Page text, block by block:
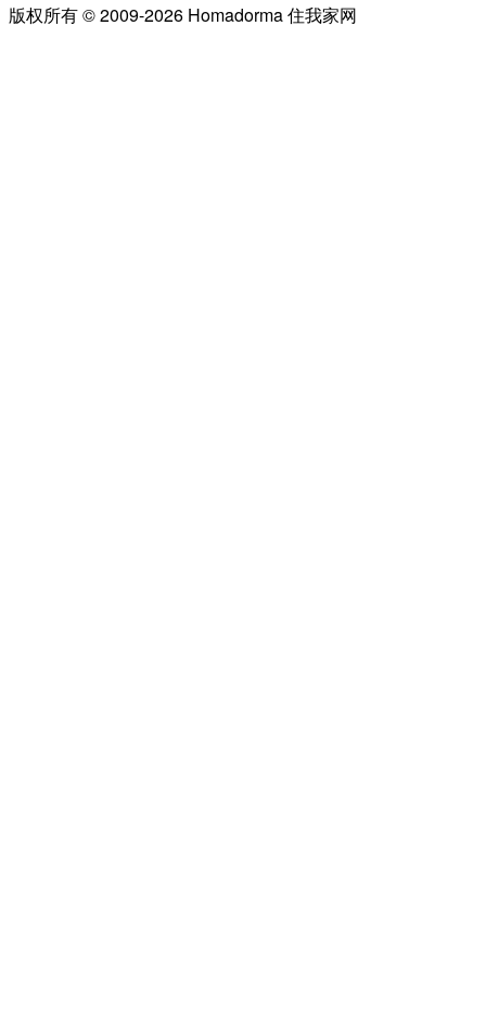
版权所有 © 2009-2026 Homadorma 住我家网